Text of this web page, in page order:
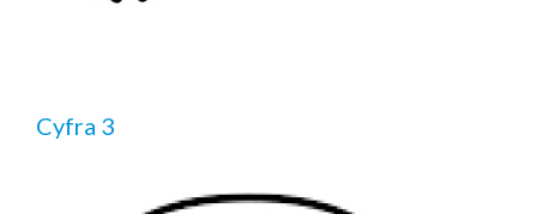
Cyfra 3